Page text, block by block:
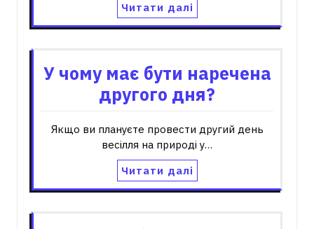
Читати далі
У чому має бути наречена
другого дня?
Якщо ви плануєте провести другий день
весілля на природі у…
Читати далі